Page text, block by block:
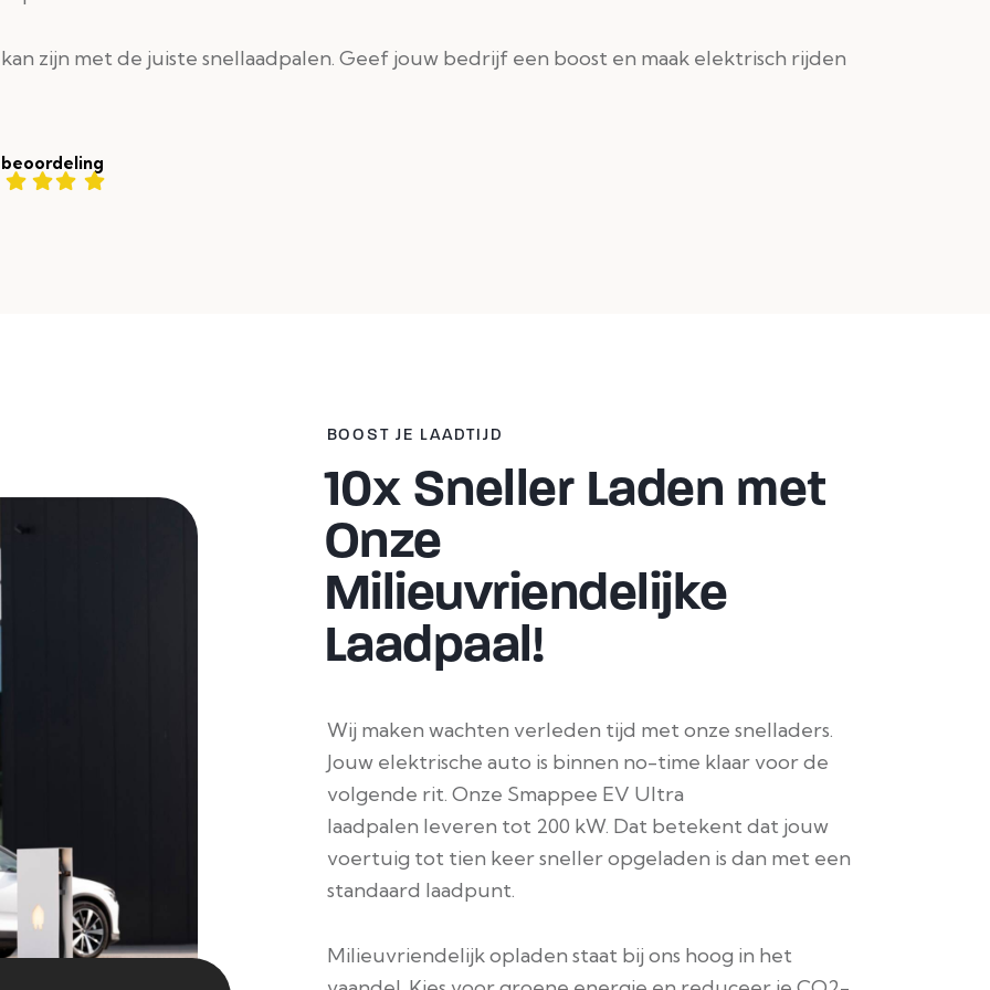
zijn met de juiste snellaadpalen. Geef jouw bedrijf een boost en maak elektrisch rijden
BOOST JE LAADTIJD
10x Sneller Laden met
Onze
Milieuvriendelijke
Laadpaal!
Wij maken wachten verleden tijd met onze snelladers.
Jouw elektrische auto is binnen no-time klaar voor de
volgende rit. Onze Smappee EV Ultra
laadpalen leveren tot 200 kW. Dat betekent dat jouw
voertuig tot tien keer sneller opgeladen is dan met een
standaard laadpunt.
Milieuvriendelijk opladen staat bij ons hoog in het